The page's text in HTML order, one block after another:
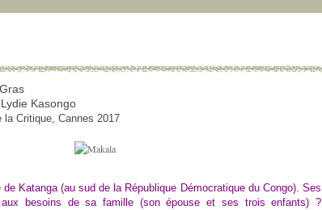
Kasongo
Critique, Cannes 2017
Katanga (au sud de la République Démocratique du Congo). Ses
aux besoins de sa famille (son épouse et ses trois enfants) ?